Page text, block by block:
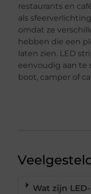
restaurants en
als
omdat ze
hebben die een
laten zien. LED
eenvoudig aan te
boot, camper of
Wat zijn